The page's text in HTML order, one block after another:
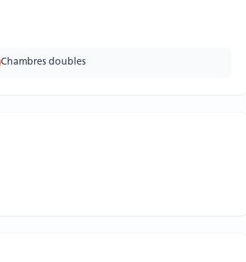
Chambres doubles